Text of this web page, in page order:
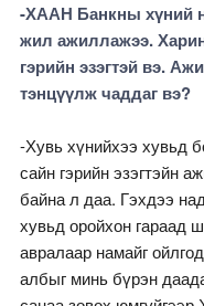
-ХААН Банкны хүний
жил ажиллажээ.
гэрийн эзэгтэй вэ.
тэнцүүлж чаддаг вэ?
-Хувь хүнийхээ хувьд
сайн гэрийн эзэгтэйн
байна л даа. Гэхдээ
хувьд оройхон гараад
авралаар намайг
албыг минь бүрэн